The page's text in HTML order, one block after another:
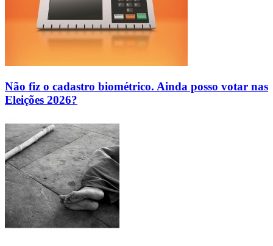
Não fiz o cadastro biométrico. Ainda posso votar nas
Eleições 2026?